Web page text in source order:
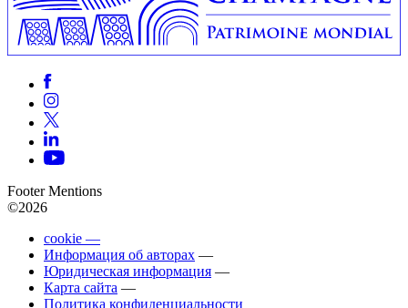
Footer Mentions
©2026
cookie —
Информация об авторах —
Юридическая информация —
Карта сайта —
Политика конфиденциальности